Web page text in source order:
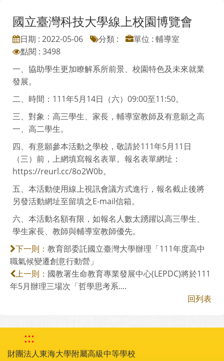
國立臺灣科技大學線上校園博覽會
日期 : 2022-05-06 分類 :
單位 : 輔導室
點閱 : 3498
一、協助學生更加瞭解系所前景、校園特色及未來就業
發展。
二、時間：111年5月14日（六）09:00至11:50。
三、對象：高三學生、家長，輔導室教師及有意願之高
一、高二學生。
四、有意願參本活動之學校，敬請於111年5月11日
（三）前，上網填寫報名表單。報名表單網址：
https://reurl.cc/8o2W0b。
五、本活動使用線上視訊會議方式進行，報名截止後將
另發活動網址至留填之E-mail信箱。
六、本活動名額有限，如報名人數太踴躍以高三學生、
學生家長、教師與輔導室教師優先。
下一則： 教育部委託國立臺灣大學辦理「111年度高中
職氣候變遷創意行動營」
上一則： 國教署生命教育專業發展中心(LEPDC)將於111
年5月辦理三場次「哲學思考系....
回列表
:::
財團法人東海大學附屬高級中等學校